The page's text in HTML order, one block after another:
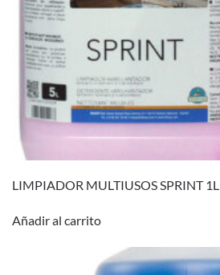
LIMPIADOR MULTIUSOS SPRINT 1L
Añadir al carrito